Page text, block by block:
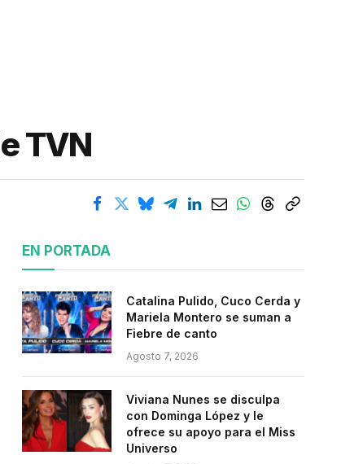
TVN
EN PORTADA
Catalina Pulido, Cuco Cerda y
Mariela Montero se suman a
Fiebre de canto
Agosto 7, 2026
Viviana Nunes se disculpa
con Dominga López y le
ofrece su apoyo para el Miss
Universo